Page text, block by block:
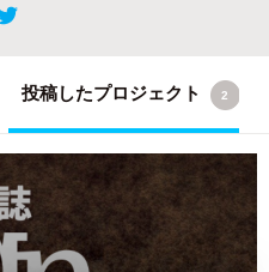
投稿したプロジェクト 2